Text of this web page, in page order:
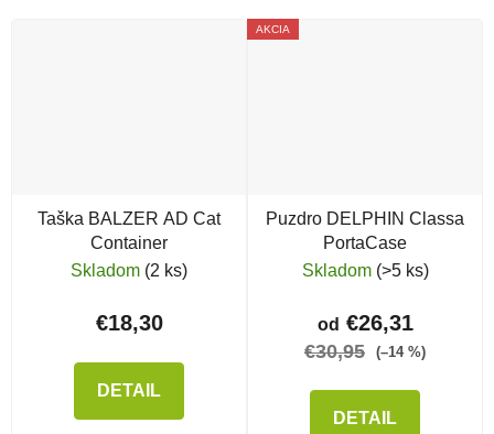
Taška BALZER AD Cat
Container
Skladom (2 ks)
€18,30
DETAIL
AKCIA
Puzdro DELPHIN Classa
PortaCase
Skladom (>5 ks)
od €26,31
€30,95 (–14 %)
DETAIL